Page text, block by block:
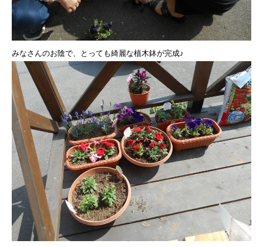
みなさんのお陰で、とっても綺麗な植木鉢が完成♪